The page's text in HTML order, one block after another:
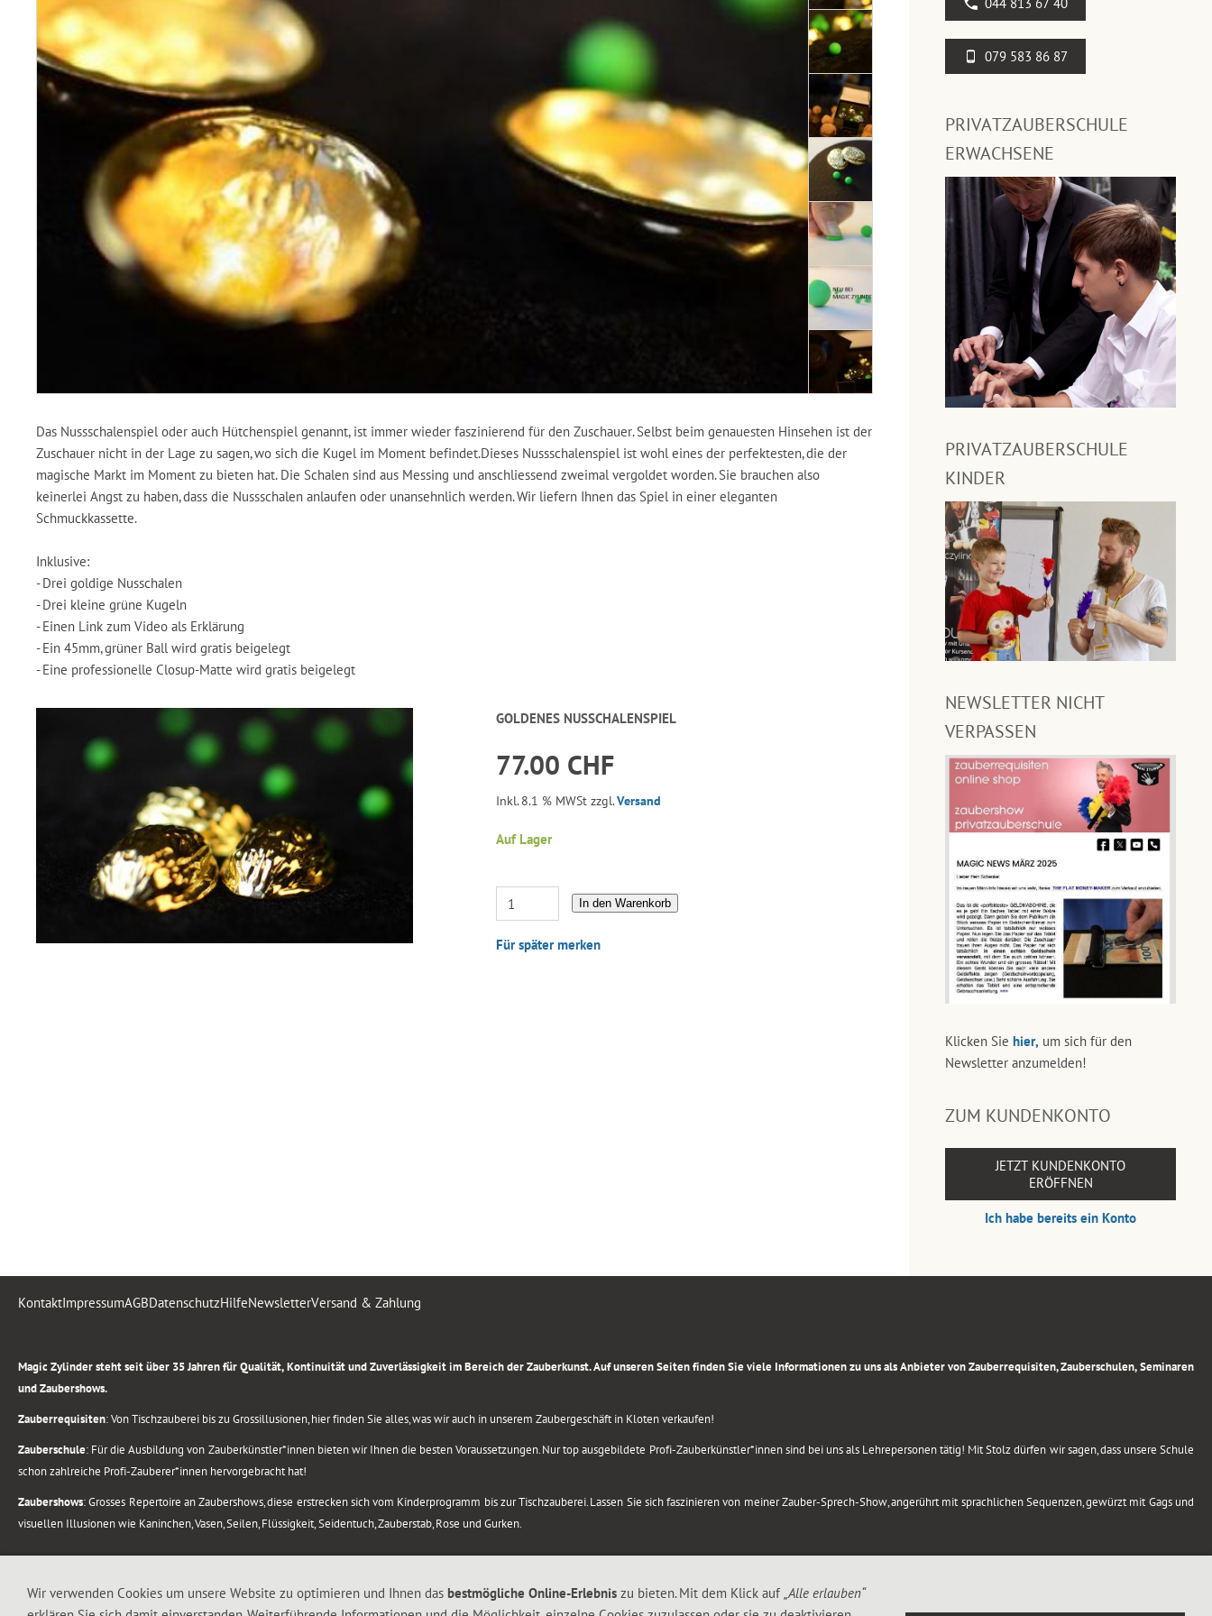
Das Nussschalenspiel oder auch Hütchenspiel genannt, ist immer wieder faszinierend für den Zuschauer. Selbst beim genauesten Hinsehen ist der
Zuschauer nicht in der Lage zu sagen, wo sich die Kugel im Moment befindet.Dieses Nussschalenspiel ist wohl eines der perfektesten, die der
magische Markt im Moment zu bieten hat. Die Schalen sind aus Messing und anschliessend zweimal vergoldet worden. Sie brauchen also
keinerlei Angst zu haben, dass die Nussschalen anlaufen oder unansehnlich werden. Wir liefern Ihnen das Spiel in einer eleganten
Schmuckkassette.
Inklusive:
- Drei goldige Nusschalen
- Drei kleine grüne Kugeln
- Einen Link zum Video als Erklärung
- Ein 45mm, grüner Ball wird gratis beigelegt
- Eine professionelle Closup-Matte wird gratis beigelegt
GOLDENES NUSSCHALENSPIEL
77.00 CHF
Inkl. 8.1 % MWSt zzgl.Versand
Auf Lager
In den Warenkorb
Für später merken
079 583 86 87
PRIVATZAUBERSCHULE
ERWACHSENE
PRIVATZAUBERSCHULE
KINDER
NEWSLETTER NICHT
VERPASSEN
Klicken Sie hier, um sich für den
Newsletter anzumelden!
ZUM KUNDENKONTO
JETZT KUNDENKONTO
ERÖFFNEN
Ich habe bereits ein Konto
KontaktImpressumAGBDatenschutzHilfeNewsletterVersand & Zahlung
Magic Zylinder steht seit über 35 Jahren für Qualität, Kontinuität und Zuverlässigkeit im Bereich der Zauberkunst. Auf unseren Seiten finden Sie viele Informationen zu uns als Anbieter von Zauberrequisiten, Zauberschulen, Seminaren
und Zaubershows.
Zauberrequisiten: Von Tischzauberei bis zu Grossillusionen, hier finden Sie alles, was wir auch in unserem Zaubergeschäft in Kloten verkaufen!
Zauberschule: Für die Ausbildung von Zauberkünstler*innen bieten wir Ihnen die besten Voraussetzungen. Nur top ausgebildete Profi-Zauberkünstler*innen sind bei uns als Lehrepersonen tätig! Mit Stolz dürfen wir sagen, dass unsere Schule
schon zahlreiche Profi-Zauberer*innen hervorgebracht hat!
Zaubershows: Grosses Repertoire an Zaubershows, diese erstrecken sich vom Kinderprogramm bis zur Tischzauberei. Lassen Sie sich faszinieren von meiner Zauber-Sprech-Show, angerührt mit sprachlichen Sequenzen, gewürzt mit Gags und
visuellen Illusionen wie Kaninchen, Vasen, Seilen, Flüssigkeit, Seidentuch, Zauberstab, Rose und Gurken.
.
Alle Rechte vorbehalten. © 1988-2026 Magic Zylinder
Wir verwenden Cookies um unsere Website zu optimieren und Ihnen das bestmögliche Online-Erlebnis zu bieten. Mit dem Klick auf „Alle erlauben“